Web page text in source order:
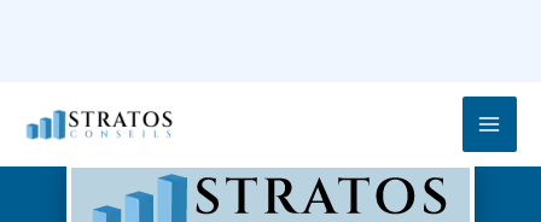
contenu
Checkout